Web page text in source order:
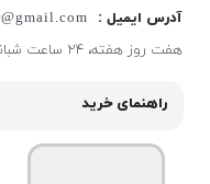
آدرس ایمیل :
هفت روز هفته، ۲۴ ساعت شبانه‌روز پاسخگوی شما هستیم.
راهنمای خرید